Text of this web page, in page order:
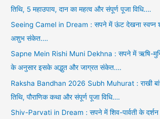
तिथि, 5 महाउपाय, दान का महत्व और संपूर्ण पूजा विधि….
Seeing Camel in Dream : सपने में ऊंट देखना स्वप्न
अशुभ संकेत….
Sapne Mein Rishi Muni Dekhna : सपने में ऋषि-
के अनुसार इसके अद्भुत और जाग्रत संकेत….
Raksha Bandhan 2026 Subh Muhurat : राखी
तिथि, पौराणिक कथा और संपूर्ण पूजा विधि….
Shiv-Parvati in Dream : सपने में शिव-पार्वती के